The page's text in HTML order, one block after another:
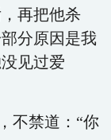
再把他杀
分原因是我
见过爱
不禁道：“你